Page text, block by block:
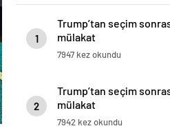
1
Trump’tan seçim
mülakat
7947 kez okundu
2
Trump’tan seçim
mülakat
7942 kez okundu